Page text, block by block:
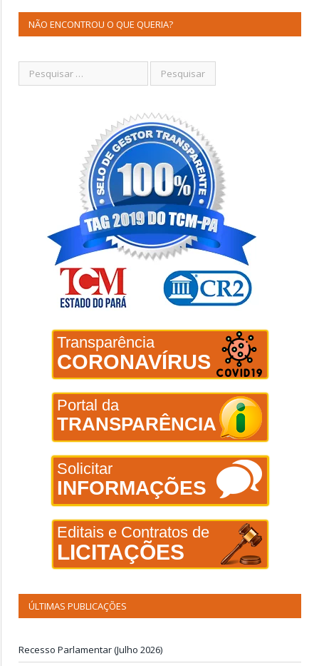
NÃO ENCONTROU O QUE QUERIA?
Transparência
CORONAVÍRUS
Portal da
TRANSPARÊNCIA
Solicitar
INFORMAÇÕES
Editais e Contratos de
LICITAÇÕES
ÚLTIMAS PUBLICAÇÕES
Recesso Parlamentar (Julho 2026)